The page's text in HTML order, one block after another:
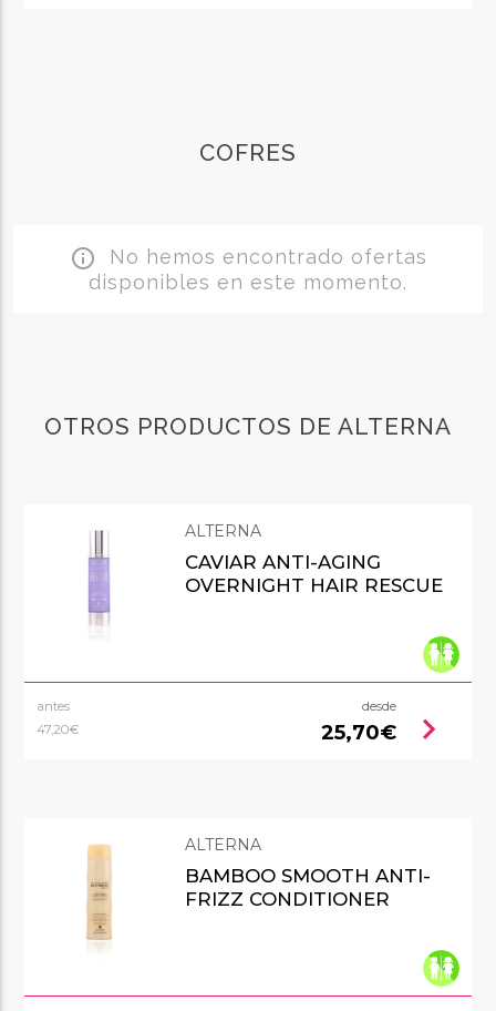
COFRES
info_outline No hemos encontrado ofertas
disponibles en este momento.
OTROS PRODUCTOS DE ALTERNA
ALTERNA
CAVIAR ANTI-AGING
OVERNIGHT HAIR RESCUE
antes
47,20€
desde
25,70€ chevron_right
ALTERNA
BAMBOO SMOOTH ANTI-
FRIZZ CONDITIONER